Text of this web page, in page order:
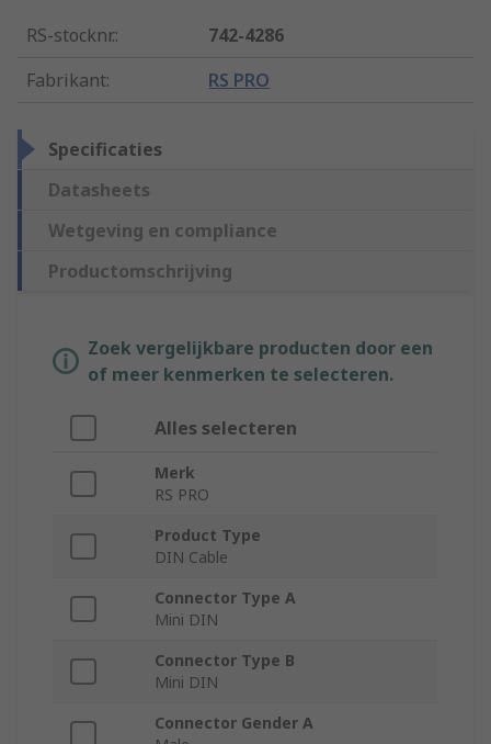
RS-stocknr.:
742-4286
Fabrikant: RS PRO
Specificaties
Datasheets
Wetgeving en compliance
Productomschrijving
Zoek vergelijkbare producten door een
of meer kenmerken te selecteren.
Alles selecteren
Merk
RS PRO
Product Type
DIN Cable
Connector Type A
Mini DIN
Connector Type B
Mini DIN
Connector Gender A